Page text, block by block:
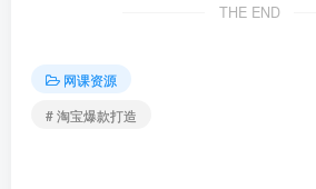
THE END
网课资源
# 淘宝爆款打造